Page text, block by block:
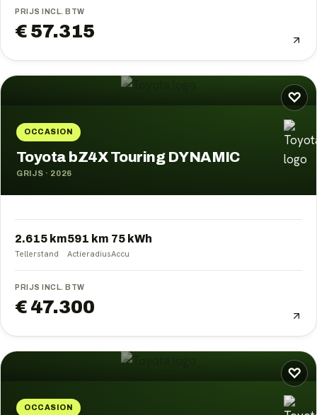
PRIJS INCL. BTW
€ 57.315
♡
OCCASION
Toyota bZ4X Touring DYNAMIC
GRIJS · 2026
2.615 km
Tellerstand
591 km
Actieradius
75 kWh
Accu
PRIJS INCL. BTW
€ 47.300
♡
OCCASION